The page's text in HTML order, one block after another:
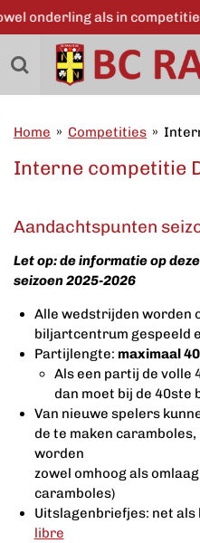
Ga
direct
naar
hoofdinhoud
Home » Competities »
Interne competitie
Aandachtspunten
Let op: de informatie op
seizoen 2025-2026
Alle wedstrijden worden
biljartcentrum gespeeld
Partijlengte: maximaal
Als een partij de volle
dan moet bij de 40ste
Van nieuwe spelers
de te maken
worden
zowel omhoog als
caramboles)
Uitslagenbriefjes: net als
libre